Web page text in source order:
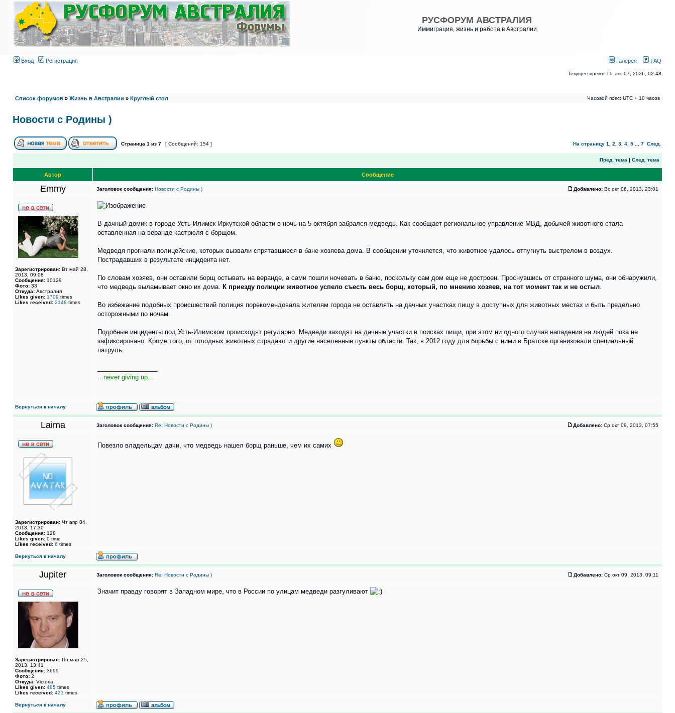
РУСФОРУМ АВСТРАЛИЯ
Иммиграция, жизнь и работа в Австралии
Вход Регистрация Галерея FAQ
Текущее время: Пт авг 07, 2026, 02:48
Список форумов » Жизнь в Австралии » Круглый стол Часовой пояс: UTC + 10 часов
Новости с Родины )
Страница 1 из 7 [ Сообщений: 154 ] На страницу 1 2 3 4 5 7 След.
Пред. тема | След. тема
Автор Сообщение
Emmy Заголовок сообщения: Новости с Родины ) Добавлено: Вс окт 06, 2013, 23:01
Зарегистрирован: Вт май 28,
2013, 09:08
Сообщения: 10129
Фото: 33
Откуда: Австралия
Likes given: 1709 times
Likes received: 2148 times
В дачный домик в городе Усть-Илимск Иркутской области в ночь на 5 октября забрался медведь. Как сообщает региональное управление МВД, добычей животного стала
оставленная на веранде кастрюля с борщом.
Медведя прогнали полицейские, которых вызвали спрятавшиеся в бане хозяева дома. В сообщении уточняется, что животное удалось отпугнуть выстрелом в воздух.
Пострадавших в результате инцидента нет.
По словам хозяев, они оставили борщ остывать на веранде, а сами пошли ночевать в баню, поскольку сам дом еще не достроен. Проснувшись от странного шума, они обнаружили,
что медведь выламывает окно их дома. К приезду полиции животное успело съесть весь борщ, который, по мнению хозяев, на тот момент так и не остыл.
Во избежание подобных происшествий полиция порекомендовала жителям города не оставлять на дачных участках пищу в доступных для животных местах и быть предельно
осторожными по ночам.
Подобные инциденты под Усть-Илимском происходят регулярно. Медведи заходят на дачные участки в поисках пищи, при этом ни одного случая нападения на людей пока не
зафиксировано. Кроме того, от голодных животных страдают и другие населенные пункты области. Так, в 2012 году для борьбы с ними в Братске организовали специальный
патруль.
...never giving up...
Вернуться к началу
Laima Заголовок сообщения: Re: Новости с Родины ) Добавлено: Ср окт 09, 2013, 07:55
Зарегистрирован: Чт апр 04,
2013, 17:30
Сообщения: 128
Likes given: 0 time
Likes received: 6 times
Повезло владельцам дачи, что медведь нашел борщ раньше, чем их самих
Вернуться к началу
Jupiter Заголовок сообщения: Re: Новости с Родины ) Добавлено: Ср окт 09, 2013, 09:11
Зарегистрирован: Пн мар 25,
2013, 13:41
Сообщения: 3699
Фото: 2
Откуда: Victoria
Likes given: 485 times
Likes received: 421 times
Значит правду говорят в Западном мире, что в России по улицам медведи разгуливают
Вернуться к началу